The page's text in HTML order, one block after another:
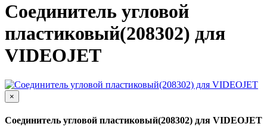
Соединитель угловой
пластиковый(208302) для
VIDEOJET
×
Соединитель угловой пластиковый(208302) для VIDEOJET